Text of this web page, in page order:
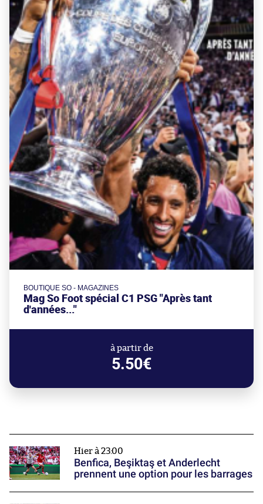
BOUTIQUE SO - MAGAZINES
Mag So Foot spécial C1 PSG "Après tant
d'années..."
à partir de
5.50€
Hier à 23:00
Benfica, Beşiktaş et Anderlecht
prennent une option pour les barrages